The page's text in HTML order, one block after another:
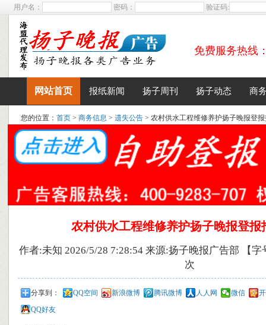
用户名： 密码： 验证码:
免费服务热线
网站首页 报纸新闻 扬子周刊 扬子动态 商
您的位置： 首页 > 商务信息 > 遗失公告 > 农村供水工程维修养护扬子晚报登
农村供水工程维修养护扬子晚报登报
作者:未知 2026/5/28 7:28:54 来源:扬子晚报广告部 【
次
分享到： QQ空间 新浪微博 腾讯微博 人人网 微信
QQ好友